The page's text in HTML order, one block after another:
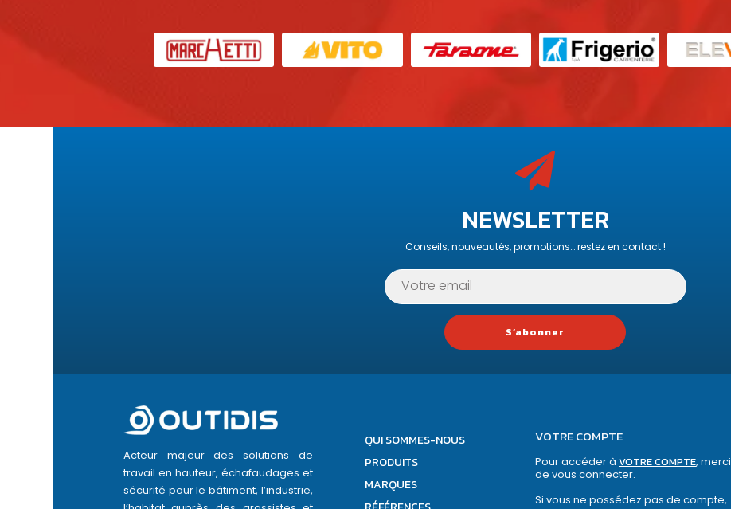
NEWSLETTER
Conseils, nouveautés, promotions… restez en contact !
S’abonner
Acteur majeur des solutions de
travail en hauteur, échafaudages et
sécurité pour le bâtiment, l’industrie,
QUI SOMMES-NOUS
PRODUITS
MARQUES
VOTRE COMPTE
Pour accéder à VOTRE COMPTE, merci
de vous connecter.
Si vous ne possédez pas de compte,